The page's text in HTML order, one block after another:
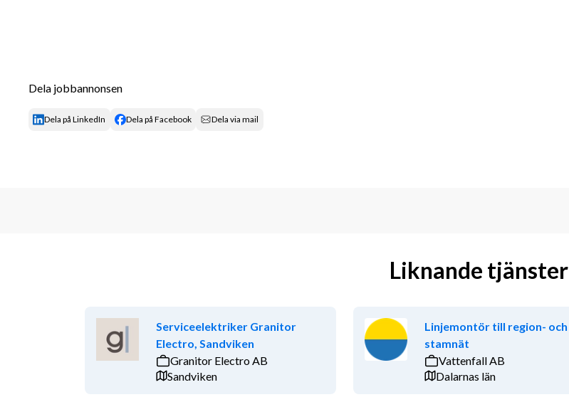
Dela jobbannonsen
Dela på LinkedIn Dela på Facebook Dela via mail
Liknande tjänster
Serviceelektriker Granitor
Electro, Sandviken
Granitor Electro AB
Sandviken
Linjemontör till region- och
stamnät
Vattenfall AB
Dalarnas län